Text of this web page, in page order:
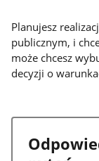
Planujesz
publicznym, i
może chcesz
decyzji o